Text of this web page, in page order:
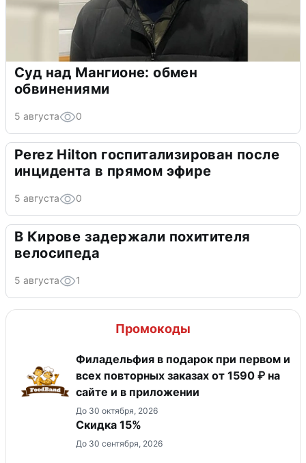
Суд над Мангионе: обмен
обвинениями
5 августа 0
Perez Hilton госпитализирован после
инцидента в прямом эфире
5 августа 0
В Кирове задержали похитителя
велосипеда
5 августа 1
Промокоды
Филадельфия в подарок при первом и
всех повторных заказах от 1590 ₽ на
сайте и в приложении
До 30 октября, 2026
Скидка 15%
До 30 сентября, 2026